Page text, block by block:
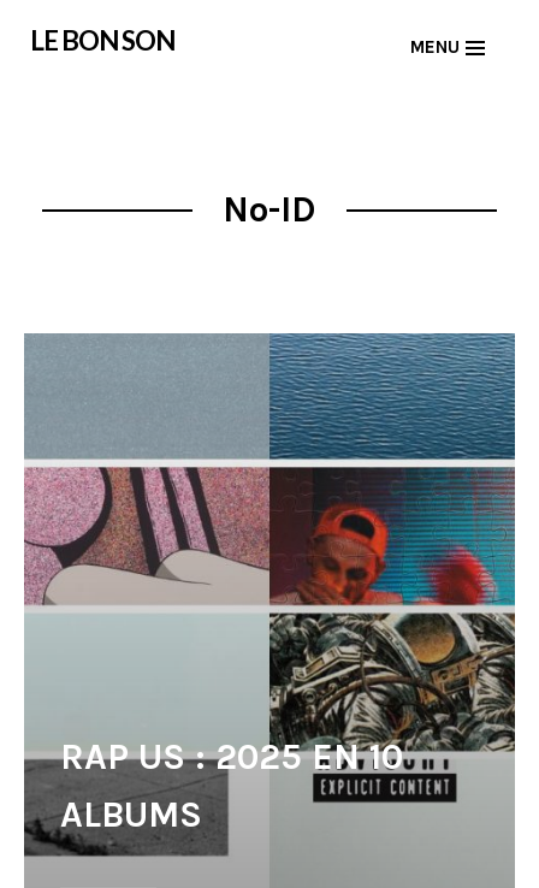
LE BON SON MENU
No-ID
RAP US : 2025 EN 10
ALBUMS